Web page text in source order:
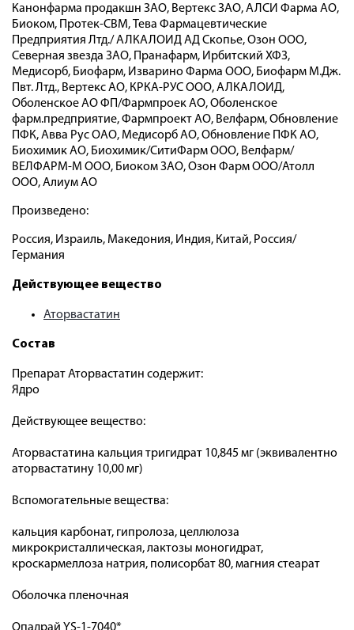
Канонфарма продакшн ЗАО, Вертекс ЗАО, АЛСИ Фарма АО,
Биоком, Протек-СВМ, Тева Фармацевтические
Предприятия Лтд./ АЛКАЛОИД АД Скопье, Озон ООО,
Северная звезда ЗАО, Пранафарм, Ирбитский ХФЗ,
Медисорб, Биофарм, Изварино Фарма ООО, Биофарм М.Дж.
Пвт. Лтд., Вертекс АО, КРКА-РУС ООО, АЛКАЛОИД,
Оболенское АО ФП/Фармпроек АО, Оболенское
фарм.предприятие, Фармпроект АО, Велфарм, Обновление
ПФК, Авва Рус ОАО, Медисорб АО, Обновление ПФК АО,
Биохимик АО, Биохимик/СитиФарм ООО, Велфарм/
ВЕЛФАРМ-М ООО, Биоком ЗАО, Озон Фарм ООО/Атолл
ООО, Алиум АО
Произведено:
Россия, Израиль, Македония, Индия, Китай, Россия/
Германия
Действующее вещество
Аторвастатин
Состав
Препарат Аторвастатин содержит:
Ядро
Действующее вещество:
Аторвастатина кальция тригидрат 10,845 мг (эквивалентно
аторвастатину 10,00 мг)
Вспомогательные вещества:
кальция карбонат, гипролоза, целлюлоза
микрокристаллическая, лактозы моногидрат,
кроскармеллоза натрия, полисорбат 80, магния стеарат
Оболочка пленочная